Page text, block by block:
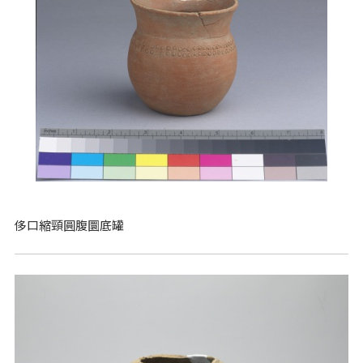
侈口縮頸圓腹圜底罐